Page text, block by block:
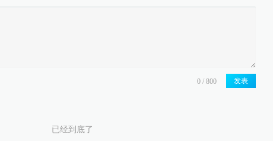
发表
已经到底了